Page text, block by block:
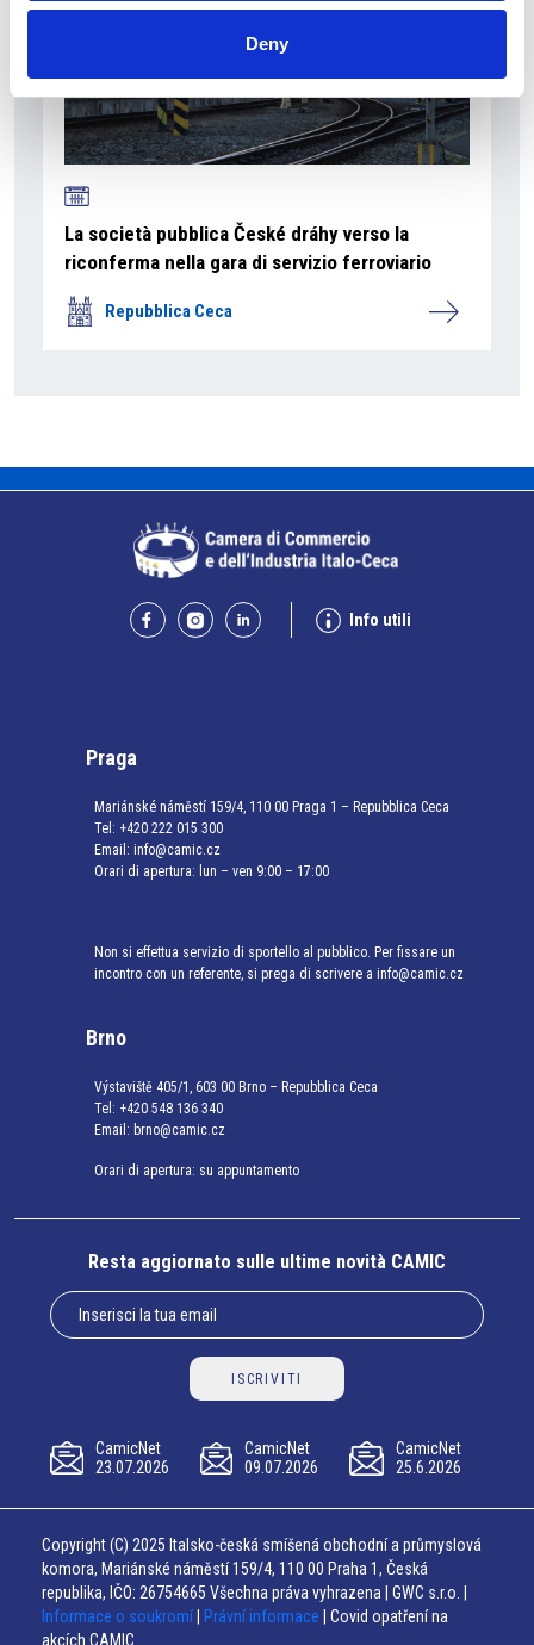
Deny
La società pubblica České dráhy verso la
riconferma nella gara di servizio ferroviario
Repubblica Ceca
Info utili
Praga
Mariánské náměstí 159/4, 110 00 Praga 1 – Repubblica Ceca
Tel: +420 222 015 300
Email: info@camic.cz
Orari di apertura: lun – ven 9:00 – 17:00
Non si effettua servizio di sportello al pubblico. Per fissare un
incontro con un referente, si prega di scrivere a info@camic.cz
Brno
Výstaviště 405/1, 603 00 Brno – Repubblica Ceca
Tel: +420 548 136 340
Email: brno@camic.cz
Orari di apertura: su appuntamento
Resta aggiornato sulle ultime novità CAMIC
ISCRIVITI
CamicNet
23.07.2026
CamicNet
09.07.2026
CamicNet
25.6.2026
Copyright (C) 2025 Italsko-česká smíšená obchodní a průmyslová
komora, Mariánské náměstí 159/4, 110 00 Praha 1, Česká
republika, IČO: 26754665 Všechna práva vyhrazena | GWC s.r.o. |
Informace o soukromí
Právní informace | Covid opatření na
akcích CAMIC